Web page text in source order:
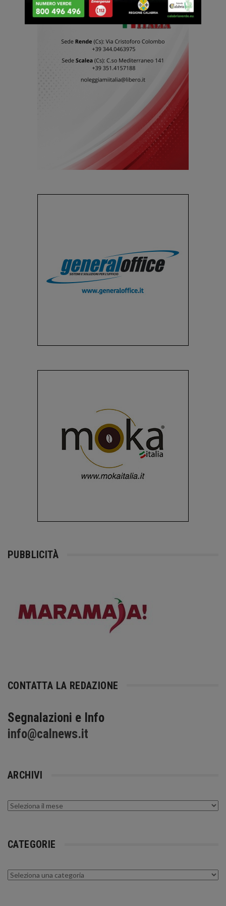
PUBBLICITÀ
CONTATTA LA REDAZIONE
Segnalazioni e Info
info@calnews.it
ARCHIVI
Archivi
CATEGORIE
Categorie